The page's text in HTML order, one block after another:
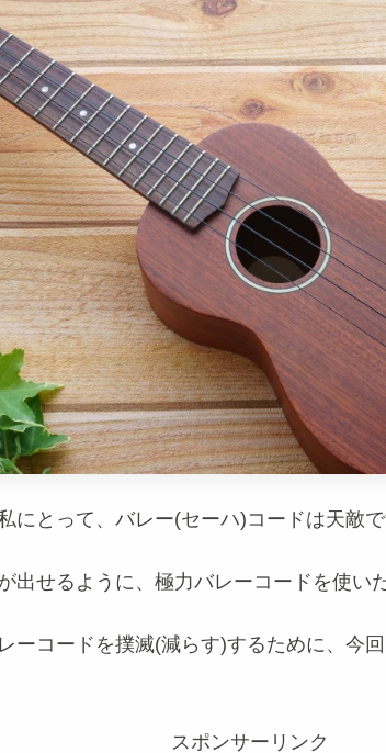
にとって、バレー(セーハ)コードは天敵で
出せるように、極力バレーコードを使い
ーコードを撲滅(減らす)するために、今
スポンサーリンク